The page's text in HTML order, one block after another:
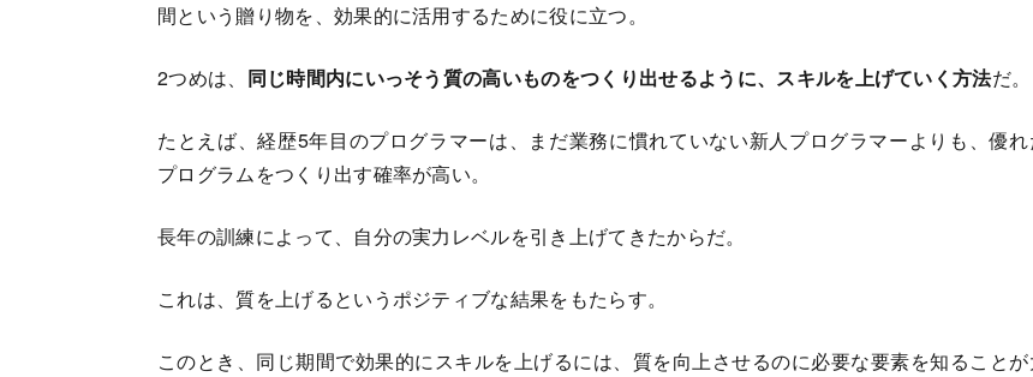
間という贈り物を、効果的に活用するために役に立つ。
2つめは、 同じ時間内にいっそう質の高いものをつくり出せるように、スキルを上げていく方法だ。
たとえば、経歴5年目のプログラマーは、まだ業務に慣れていない新人プログラマーよりも、優れ
プログラムをつくり出す確率が高い。
長年の訓練によって、自分の実力レベルを引き上げてきたからだ。
これは、質を上げるというポジティブな結果をもたらす。
このとき、同じ期間で効果的にスキルを上げるには、質を向上させるのに必要な要素を知ることが